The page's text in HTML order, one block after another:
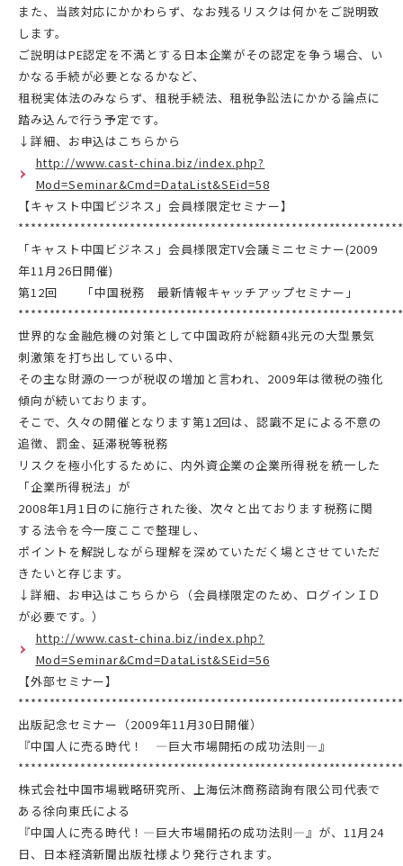
また、当該対応にかかわらず、なお残るリスクは何かをご説明致
します。
ご説明はPE認定を不満とする日本企業がその認定を争う場合、い
かなる手続が必要となるかなど、
租税実体法のみならず、租税手続法、租税争訟法にかかる論点に
踏み込んで行う予定です。
↓詳細、お申込はこちらから
http://www.cast-china.biz/index.php?
Mod=Seminar&Cmd=DataList&SEid=58
【キャスト中国ビジネス」会員様限定セミナー】
「キャスト中国ビジネス」会員様限定TV会議ミニセミナー(2009
年11月26日開催)
第12回 「中国税務 最新情報キャッチアップセミナー」
世界的な金融危機の対策として中国政府が総額4兆元の大型景気
刺激策を打ち出している中、
その主な財源の一つが税収の増加と言われ、2009年は徴税の強化
傾向が続いております。
そこで、久々の開催となります第12回は、認識不足による不意の
追徴、罰金、延滞税等税務
リスクを極小化するために、内外資企業の企業所得税を統一した
「企業所得税法」が
2008年1月1日のに施行された後、次々と出ております税務に関
する法令を今一度ここで整理し、
ポイントを解説しながら理解を深めていただく場とさせていただ
きたいと存じます。
↓詳細、お申込はこちらから（会員様限定のため、ログインＩＤ
が必要です。）
http://www.cast-china.biz/index.php?
Mod=Seminar&Cmd=DataList&SEid=56
【外部セミナー】
出版記念セミナー（2009年11月30日開催）
『中国人に売る時代！ ―巨大市場開拓の成功法則―』
株式会社中国市場戦略研究所、上海伝沐商務諮詢有限公司代表で
ある徐向東氏による
『中国人に売る時代！―巨大市場開拓の成功法則―』が、11月24
日、日本経済新聞出版社様より発行されます。